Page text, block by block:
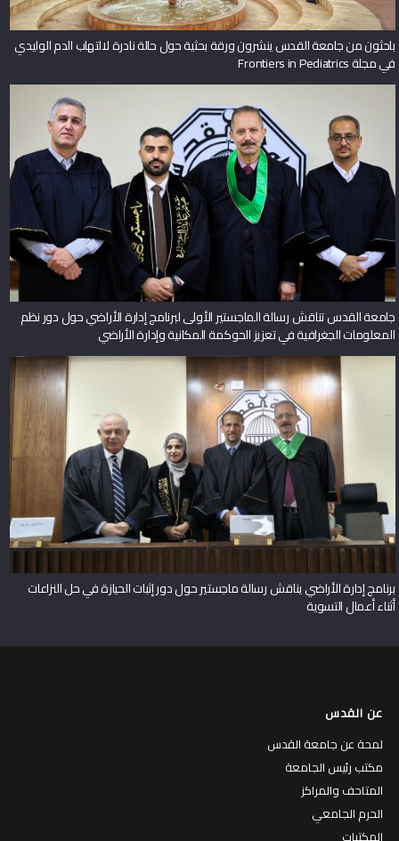
باحثون من جامعة القدس ينشرون ورقة بحثية حول حالة نادرة لالتهاب الدم الوليدي
في مجلة Frontiers in Pediatrics
جامعة القدس تناقش رسالة الماجستير الأولى لبرنامج إدارة الأراضي حول دور نظم
المعلومات الجغرافية في تعزيز الحوكمة المكانية وإدارة الأراضي
برنامج إدارة الأراضي يناقش رسالة ماجستير حول دور إثبات الحيازة في حل النزاعات
أثناء أعمال التسوية
عن القدس
لمحة عن جامعة القدس
مكتب رئيس الجامعة
المتاحف والمراكز
الحرم الجامعي
المكتبات